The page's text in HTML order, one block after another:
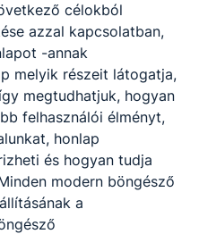
🖤
fájdalommal
egykori tanárától,
szeretett éttermére, és
célokból
azzal kapcsolatban,
-annak
melyik részeit látogatja,
megtudhatjuk, hogyan
felhasználói élményt,
honlap
és hogyan tudja
modern böngésző
a